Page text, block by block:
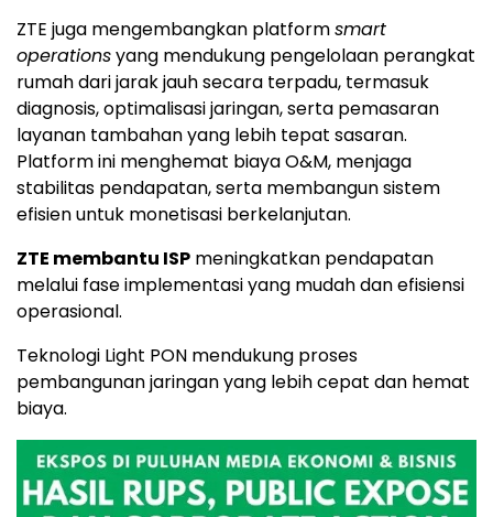
ZTE juga mengembangkan platformsmart
operationsyang mendukung pengelolaan perangkat
rumah dari jarak jauh secara terpadu, termasuk
diagnosis, optimalisasi jaringan, serta pemasaran
layanan tambahan yang lebih tepat sasaran.
Platform ini menghemat biaya O&M, menjaga
stabilitas pendapatan, serta membangun sistem
efisien untuk monetisasi berkelanjutan.
ZTE membantu ISP meningkatkan pendapatan
melalui fase implementasi yang mudah dan efisiensi
operasional.
Teknologi Light PON mendukung proses
pembangunan jaringan yang lebih cepat dan hemat
biaya.